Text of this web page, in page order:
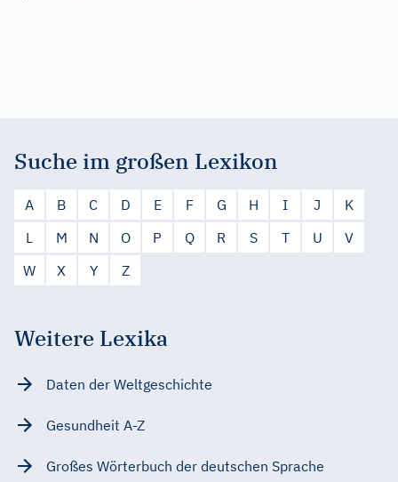
Suche im großen Lexikon
A B C D E F G H I J
K
L
M N O P Q R S T U
V
W
X Y Z
Weitere Lexika
Daten der Weltgeschichte
Gesundheit A-Z
Großes Wörterbuch der deutschen Sprache